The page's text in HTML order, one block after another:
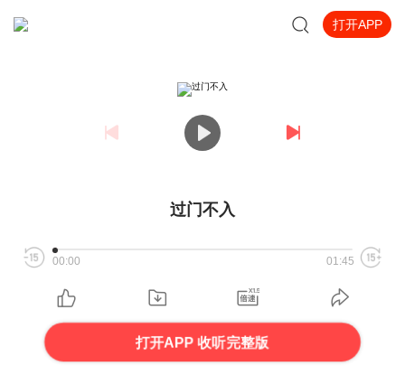
打开APP
过门不入
00:00 01:45
打开APP 收听完整版